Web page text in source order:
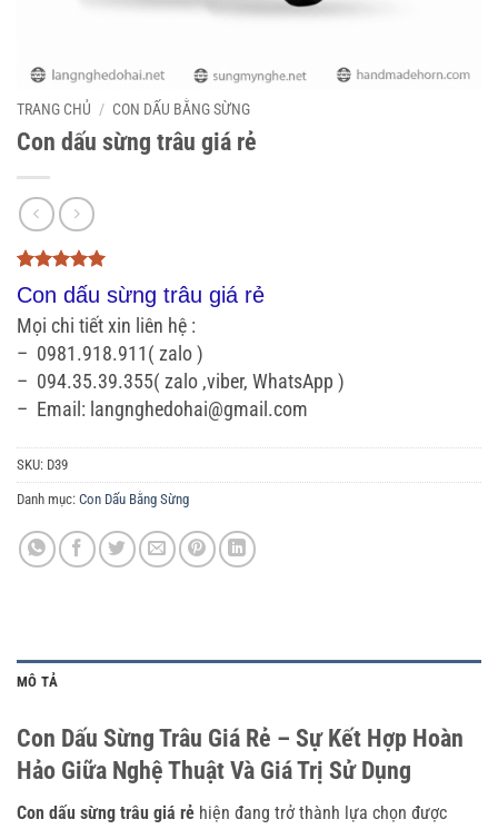
TRANG CHỦ / CON DẤU BẰNG SỪNG
Con dấu sừng trâu giá rẻ
5trên 5
dựa trên
3
đánh giá
Con dấu sừng trâu giá rẻ
Mọi chi tiết xin liên hệ :
– 0981.918.911( zalo )
– 094.35.39.355( zalo ,viber, WhatsApp )
– Email: langnghedohai@gmail.com
SKU: D39
Danh mục: Con Dấu Bằng Sừng
MÔ TẢ
Con Dấu Sừng Trâu Giá Rẻ – Sự Kết Hợp Hoàn
Hảo Giữa Nghệ Thuật Và Giá Trị Sử Dụng
Con dấu sừng trâu giá rẻ hiện đang trở thành lựa chọn được